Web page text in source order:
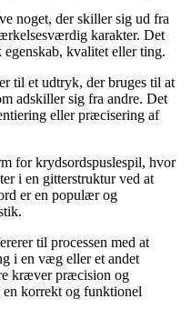
noget, der skiller sig ud fra
karakter. Det
kvalitet eller ting.
til et udtryk, der bruges til at
adskiller sig fra andre. Det
eller præcisering af
for krydsordspuslespil, hvor
i en gitterstruktur ved at
er en populær og
til processen med at
i en væg eller et andet
kræver præcision og
korrekt og funktionel